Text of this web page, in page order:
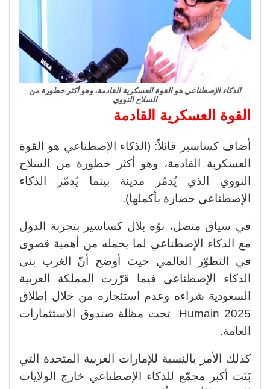
الذكاء الإصطناعي هو القوة العسكرية القادمة، وهو أكثر خطورة من
السلاح النووي
القوة العسكرية القادمة
أضاف كساسير قائلاً: (الذكاء الإصطناعي هو القوة
العسكرية القادمة، وهو أكثر خطورة من السلاح
النووي الذي يُدمّر مدينة بينما يُدمّر الذكاء
الإصطناعي حضارة بأكملها).
في سياق متصل، نوّه بلال كساسير بتجربة الدول
مع الذكاء الإصطناعي لما يحمله من أهمية قصوى
في التطوّر العالمي حيث أوضح أنّ الغرب بنى
الذكاء الإصطناعي فيما قرّرت المملكة العربية
السعودية شراءه وعدم استئجاره من خلال إطلاق
Humain 2025 تحت مظلة صندوق الاستثمارات
العامة.
كذلك الأمر بالنسبة للإمارات العربية المتحدة التي
بَنَت أكبر مجمّع للذكاء الإصطناعي خارج الولايات